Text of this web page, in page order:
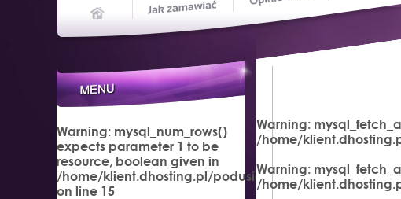
Warning: mysql_num_rows()
expects parameter 1 to be
resource, boolean given in
/home/klient.dhosting.pl/podusia/podusia.pl/
on line 15
Warning:
/home/
Warning:
/home/